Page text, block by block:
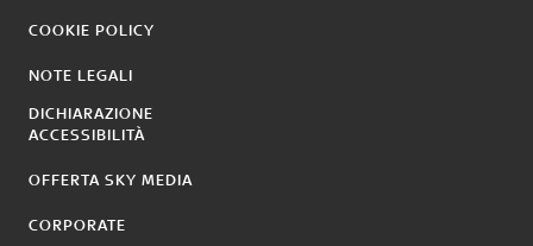
COOKIE POLICY
NOTE LEGALI
DICHIARAZIONE
ACCESSIBILITÀ
OFFERTA SKY MEDIA
CORPORATE